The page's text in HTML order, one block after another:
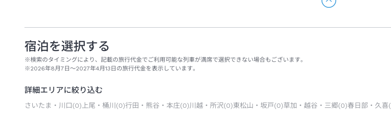
宿泊を選択する
※検索のタイミングにより、記載の旅行代金でご利用可能な列車が満席で選択できない場合もございます。
※2026年8月7日～2027年4月13日の旅行代金を表示しています。
詳細エリアに絞り込む
さいたま・川口(0) 上尾・桶川 (0)行田・熊谷・本庄(0)川越・所沢(0)東松山・坂戸(0)草加・越谷・三郷(0)春日部・久喜(